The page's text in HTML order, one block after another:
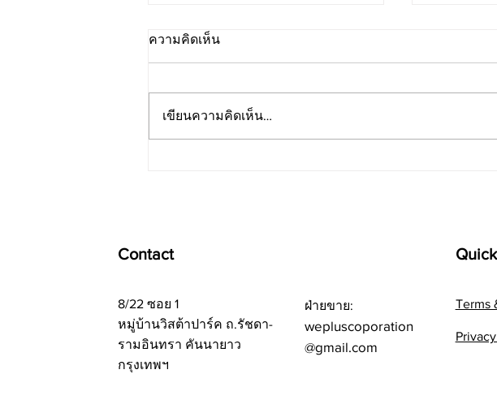
ความคิดเห็น
เขียนความคิดเห็น…
Contact
8/22 ซอย 1
หมู่บ้านวิสต้าปาร์ค ถ.รัชดา-
รามอินทรา คันนายาว
กรุงเทพฯ
ฝ่ายขาย:
wepluscoporation
@gmail.com
Terms